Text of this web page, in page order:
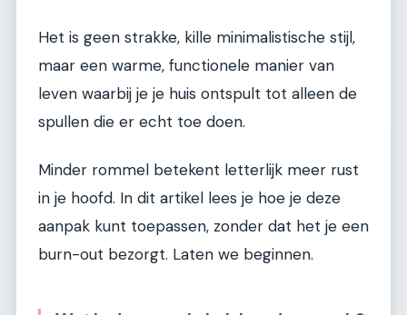
Het is geen strakke, kille minimalistische stijl,
maar een warme, functionele manier van
leven waarbij je je huis ontspult tot alleen de
spullen die er echt toe doen.
Minder rommel betekent letterlijk meer rust
in je hoofd. In dit artikel lees je hoe je deze
aanpak kunt toepassen, zonder dat het je een
burn-out bezorgt. Laten we beginnen.